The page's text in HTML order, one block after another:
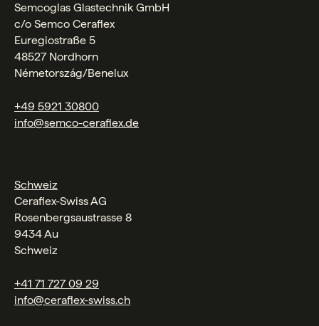
Semcoglas Glastechnik GmbH
c/o Semco Ceraflex
Euregiostraße 5
48527 Nordhorn
Németország/Benelux
+49 5921 30800
info@semco-ceraflex.de
Schweiz
Ceraflex-Swiss AG
Rosenbergsaustrasse 8
9434 Au
Schweiz
+41 71 727 09 29
info@ceraflex-swiss.ch